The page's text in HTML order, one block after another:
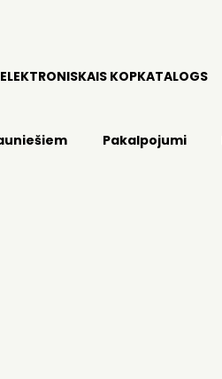
ELEKTRONISKAIS KOPKATALOGS
Pakalpojumi